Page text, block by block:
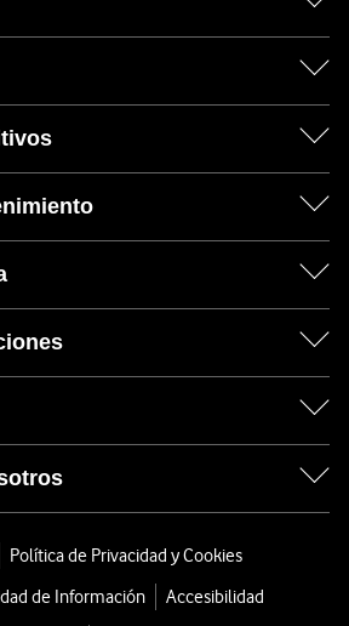
Política de Privacidad y Cookies
de Información
Accesibilidad